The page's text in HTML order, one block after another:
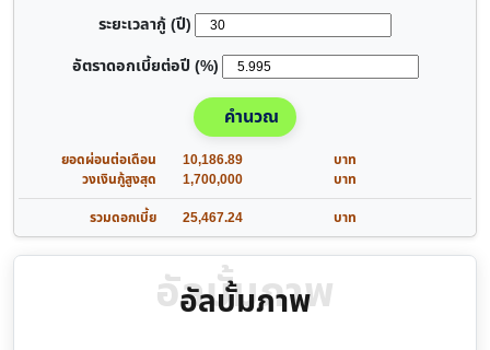
ระยะเวลากู้ (ปี)
อัตราดอกเบี้ยต่อปี (%)
คำนวณ
ยอดผ่อนต่อเดือน 10,186.89
บาท
วงเงินกู้สูงสุด
1,700,000
บาท
รวมดอกเบี้ย
25,467.24 บาท
อัลบั้มภาพ
อัลบั้มภาพ